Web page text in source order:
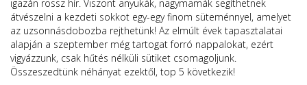
igazán rossz hír. Viszont anyukák, nagymamák segíthetnek
átvészelni a kezdeti sokkot egy-egy finom süteménnyel, amelyet
az uzsonnásdobozba rejthetünk! Az elmúlt évek tapasztalatai
alapján a szeptember még tartogat forró nappalokat, ezért
vigyázzunk, csak hűtés nélküli sütiket csomagoljunk.
Összeszedtünk néhányat ezektől, top 5 következik!